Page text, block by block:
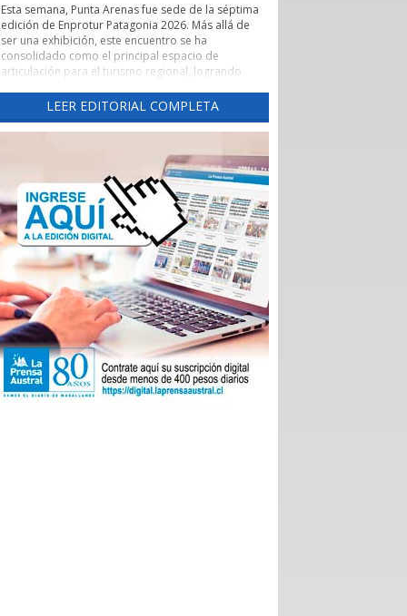
Esta semana, Punta Arenas fue sede de la séptima
edición de Enprotur Patagonia 2026. Más allá de
ser una exhibición, este encuentro se ha
consolidado como el principal espacio de
articulación para el turismo regional, logrando
un entorno de profesionalismo y colaboración.
Lo que realmente otorga un valor estratégico a
catalizador de vínculos comerciales. El evento ha
facilitado de manera excepcional el acceso directo
de hoteles, restaurantes y otros servicios turísticos
-el sector Horeca- a una red diversificada de
proveedores.
Esta dinámica es fundamental para que pequeños
y medianos proveedores, tanto locales como
nacionales, puedan presentar sus innovaciones
directamente a los operadores que definen la
oferta de la temporada 2026-2027.
La feria ha permitido romper las barreras
tradicionales de intermediación. Al habilitar tres
salones de exposición para dar respuesta al alto
interés de los participantes, se generó un
ecosistema donde convivieron distribuidoras
LEER EDITORIAL COMPLETA